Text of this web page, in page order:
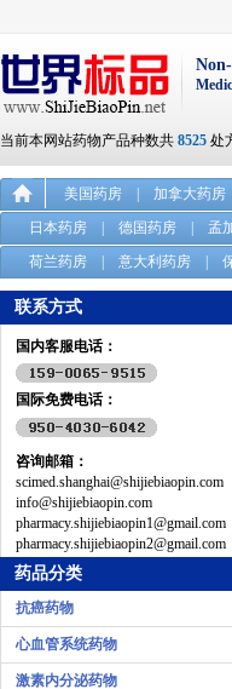
当前本网站药物产品种数共 8525 处
美国药房 加拿大药房
日本药房
德国药房 孟
荷兰药房
意大利药房
联系方式
国内客服电话：
国际免费电话：
咨询邮箱：
scimed.shanghai@shijiebiaopin.com
info@shijiebiaopin.com
pharmacy.shijiebiaopin1@gmail.com
pharmacy.shijiebiaopin2@gmail.com
药品分类
抗癌药物
心血管系统药物
激素内分泌药物